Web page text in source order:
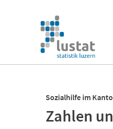
überspringen
Sozialhilfe im
Zahlen